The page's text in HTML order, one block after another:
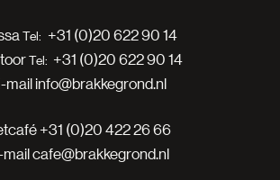
+31 (0)20 622 90 14
+31 (0)20 622 90 14
mailinfo@brakkegrond.nl
+31 (0)20 422 26 66
mailcafe@brakkegrond.nl